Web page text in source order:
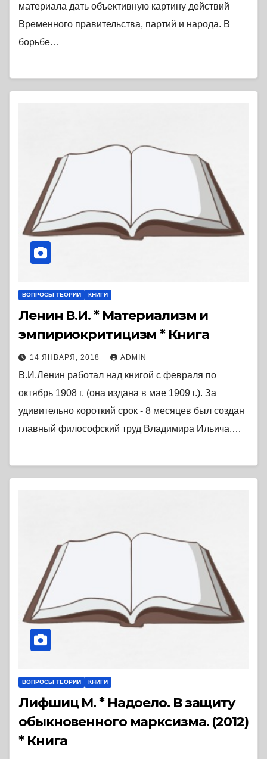
материала дать объективную картину действий
Временного правительства, партий и народа. В
борьбе…
ВОПРОСЫ ТЕОРИИ КНИГИ
Ленин В.И. * Материализм и
эмпириокритицизм * Книга
14 ЯНВАРЯ, 2018 ADMIN
В.И.Ленин работал над книгой с февраля по
октябрь 1908 г. (она издана в мае 1909 г.). За
удивительно короткий срок - 8 месяцев был создан
главный философский труд Владимира Ильича,…
ВОПРОСЫ ТЕОРИИ КНИГИ
Лифшиц М. * Надоело. В защиту
обыкновенного марксизма. (2012)
* Книга